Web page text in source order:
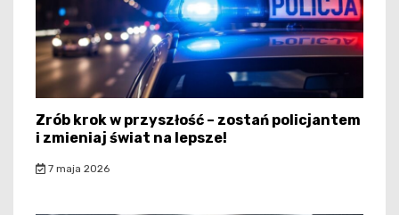
Zrób krok w przyszłość – zostań policjantem
i zmieniaj świat na lepsze!
7 maja 2026